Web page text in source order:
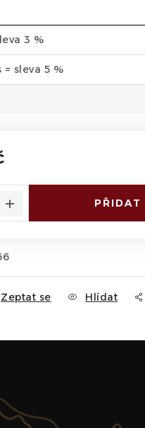
3 %
= sleva 5 %
PŘIDAT
Zeptat se Hlídat